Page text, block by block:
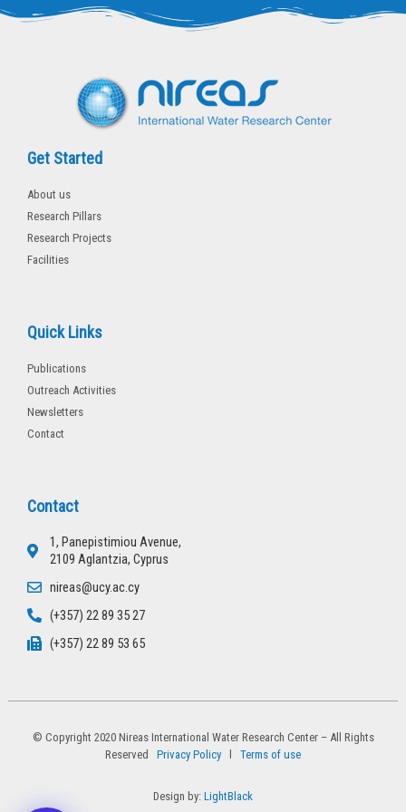
r
o
Get Started
About us
Research Pillars
Research Projects
Facilities
Quick Links
Publications
Outreach Activities
Newsletters
Contact
Contact
1, Panepistimiou Avenue,
2109 Aglantzia, Cyprus
nireas@ucy.ac.cy
(+357) 22 89 35 27
(+357) 22 89 53 65
© Copyright 2020 Nireas International Water Research Center – All Rights
Reserved Privacy Policy l Terms of use
Design by: LightBlack